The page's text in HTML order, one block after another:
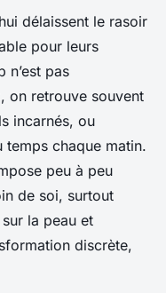
délaissent le rasoir
pour leurs
n’est pas
on retrouve souvent
incarnés, ou
temps chaque matin.
peu à peu
de soi, surtout
la peau et
discrète,